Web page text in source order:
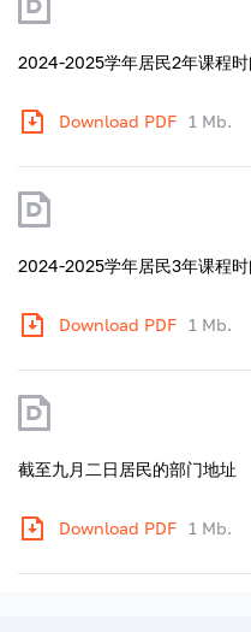
2024-2025学年居民2年课程时
Download PDF 1 Mb.
2024-2025学年居民3年课程时
Download PDF 1 Mb.
截至九月二日居民的部门地址
Download PDF 1 Mb.